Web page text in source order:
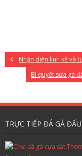
Nhận diện linh kê và
Bí quyết sửa gà
TRỰC TIẾP ĐÁ GÀ